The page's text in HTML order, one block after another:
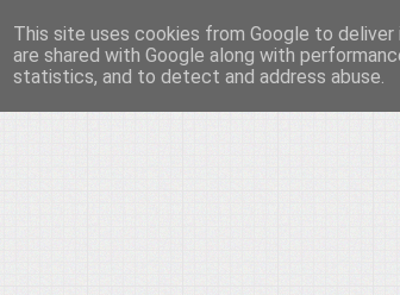
Το μεγαλείο των
Είμαστε πάντα εδώ για να μιλάμε για τον
This site uses cookies from Google to
are shared with Google along with
statistics, and to detect and address abuse.